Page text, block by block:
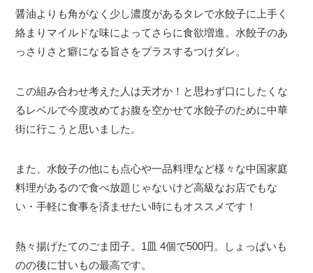
醤油よりも角がなく少し濃度があるタレで水餃子に上手く
絡まりマイルドな味によってさらに食欲増進。水餃子のあ
っさりさと癖になる旨さをプラスするつけダレ。
この組み合わせ考えた人は天才か！と思わず口にしたくな
るレベルで今度改めてお腹を空かせて水餃子のために中華
街に行こうと思いました。
また、水餃子の他にも点心や一品料理など様々な中国家庭
料理があるので食べ放題じゃないけど高級なお店でもな
い・手軽に食事を済ませたい時にもオススメです！
熱々揚げたてのごま団子。1皿 4個で500円。しょっぱいも
のの後に甘いもの最高です。